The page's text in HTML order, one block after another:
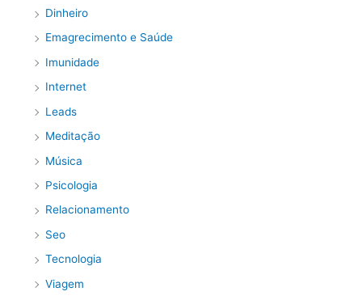
Dinheiro
Emagrecimento e Saúde
Imunidade
Internet
Leads
Meditação
Música
Psicologia
Relacionamento
Seo
Tecnologia
Viagem